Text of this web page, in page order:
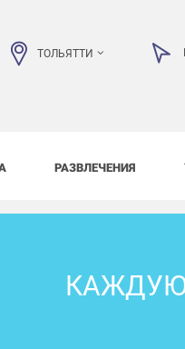
ТОЛЬЯТТИ
РАЗВЛЕЧЕНИЯ